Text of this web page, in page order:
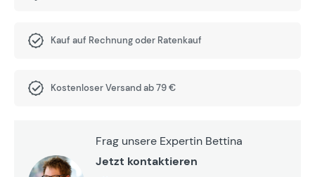
Kauf auf Rechnung oder Ratenkauf
Kostenloser Versand ab 79 €
Frag unsere Expertin Bettina
Jetzt kontaktieren